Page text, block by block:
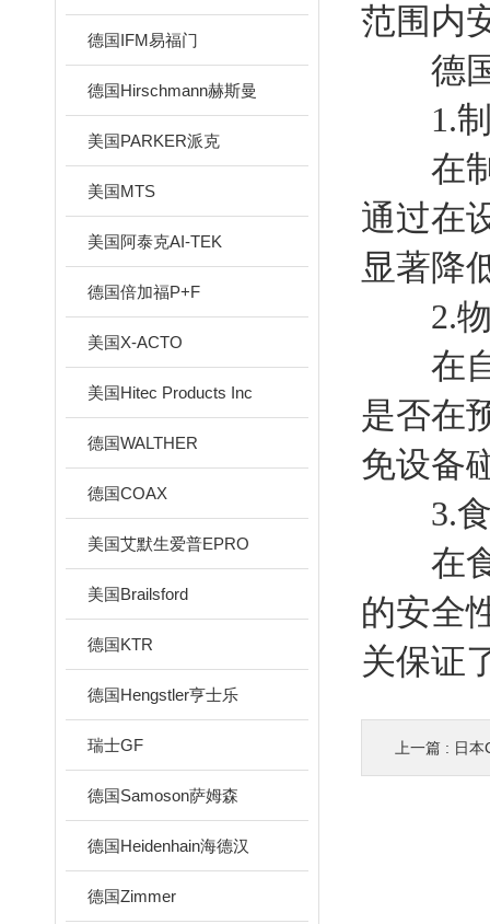
德国IFM易福门
德国Hirschmann赫斯曼
美国PARKER派克
美国MTS
美国阿泰克AI-TEK
德国倍加福P+F
美国X-ACTO
美国Hitec Products Inc
德国WALTHER
德国COAX
美国艾默生爱普EPRO
美国Brailsford
德国KTR
德国Hengstler亨士乐
瑞士GF
德国Samoson萨姆森
德国Heidenhain海德汉
德国Zimmer
范围内
德国
1.制
在制
通过在
显著降
2.物
在自
是否在
免设备
3.食
在食
的安全
关保证
上一篇 : 日本